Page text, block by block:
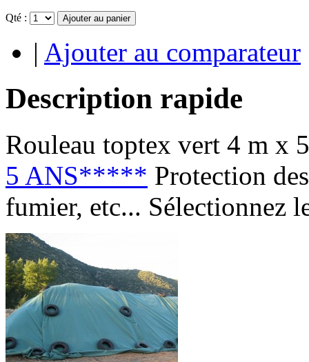
Qté : Ajouter au panier
| Ajouter au comparateur
Description rapide
Rouleau toptex vert 4 m x
5 ANS***** Protection
fumier, etc... Sélectionnez